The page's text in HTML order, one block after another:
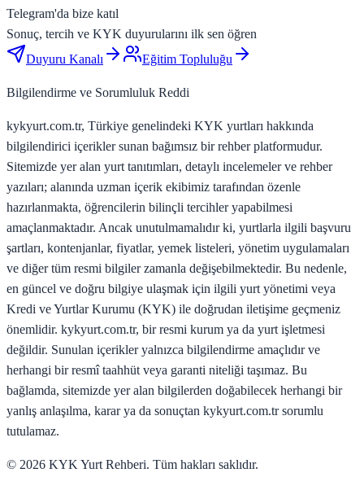
Telegram'da bize katıl
Sonuç, tercih ve KYK duyurularını ilk sen öğren
Duyuru Kanalı
Eğitim Topluluğu
Bilgilendirme ve Sorumluluk Reddi
kykyurt.com.tr, Türkiye genelindeki KYK yurtları hakkında
bilgilendirici içerikler sunan bağımsız bir rehber platformudur.
Sitemizde yer alan yurt tanıtımları, detaylı incelemeler ve rehber
yazıları; alanında uzman içerik ekibimiz tarafından özenle
hazırlanmakta, öğrencilerin bilinçli tercihler yapabilmesi
amaçlanmaktadır. Ancak unutulmamalıdır ki, yurtlarla ilgili başvuru
şartları, kontenjanlar, fiyatlar, yemek listeleri, yönetim uygulamaları
ve diğer tüm resmi bilgiler zamanla değişebilmektedir. Bu nedenle,
en güncel ve doğru bilgiye ulaşmak için ilgili yurt yönetimi veya
Kredi ve Yurtlar Kurumu (KYK) ile doğrudan iletişime geçmeniz
önemlidir. kykyurt.com.tr, bir resmi kurum ya da yurt işletmesi
değildir. Sunulan içerikler yalnızca bilgilendirme amaçlıdır ve
herhangi bir resmî taahhüt veya garanti niteliği taşımaz. Bu
bağlamda, sitemizde yer alan bilgilerden doğabilecek herhangi bir
yanlış anlaşılma, karar ya da sonuçtan kykyurt.com.tr sorumlu
tutulamaz.
© 2026 KYK Yurt Rehberi. Tüm hakları saklıdır.